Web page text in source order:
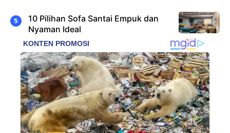
10 Pilihan Sofa Santai Empuk dan
Nyaman Ideal